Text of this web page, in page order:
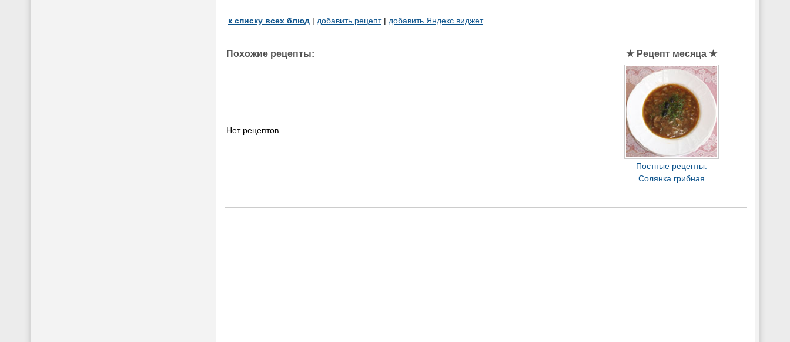
к списку всех блюд | добавить рецепт| добавить Яндекс.виджет
Похожие рецепты: ★ Рецепт месяца ★
Нет рецептов...
Постные рецепты:
Солянка грибная